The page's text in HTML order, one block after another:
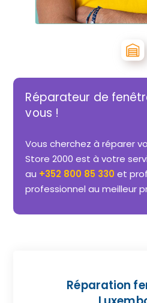
Réparateur de
vous !
Vous cherchez à réparer
Store 2000 est à votre
au +352 800 85 330 et
professionnel au meilleur
Réparation